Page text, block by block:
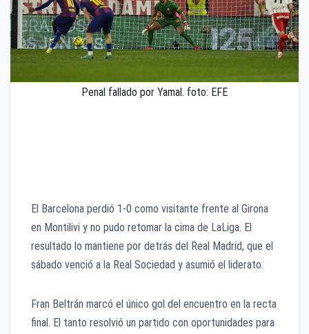
Penal fallado por Yamal. foto: EFE
El Barcelona perdió 1-0 como visitante frente al Girona
en Montilivi y no pudo retomar la cima de LaLiga. El
resultado lo mantiene por detrás del Real Madrid, que el
sábado venció a la Real Sociedad y asumió el liderato.
Fran Beltrán marcó el único gol del encuentro en la recta
final. El tanto resolvió un partido con oportunidades para